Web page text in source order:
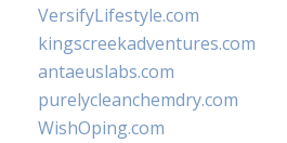
VersifyLifestyle.com
kingscreekadventures.com
antaeuslabs.com
purelycleanchemdry.com
WishOping.com